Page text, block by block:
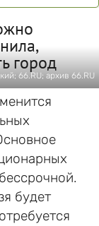
город
66.RU; архив 66.RU
будет